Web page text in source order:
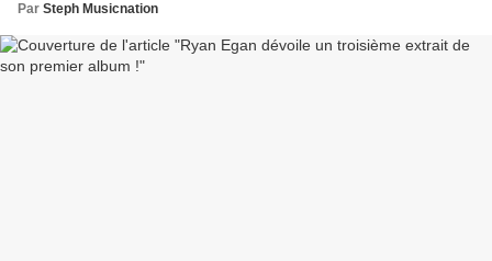
Par Steph Musicnation